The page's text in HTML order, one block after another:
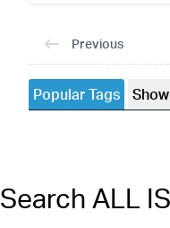
Previous
Popular Tags
Search ALL